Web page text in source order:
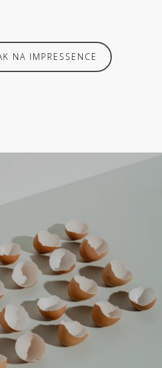
NA IMPRESSENCE